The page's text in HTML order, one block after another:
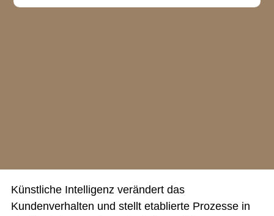
Künstliche Intelligenz verändert das
Kundenverhalten und stellt etablierte Prozesse in